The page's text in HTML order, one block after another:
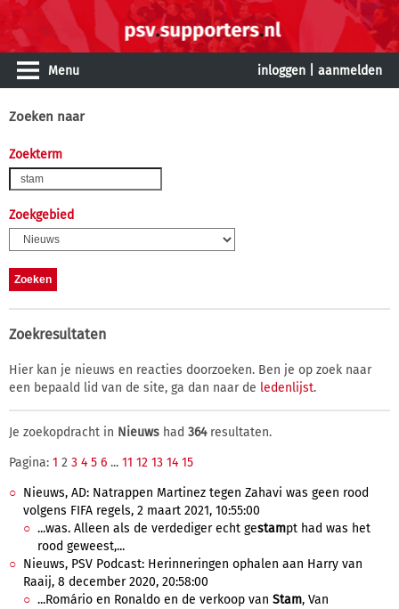
Menu inloggen aanmelden
Zoeken naar
Zoekterm
Zoekgebied
Zoekresultaten
Hier kan je nieuws en reacties doorzoeken. Ben je op zoek naar
een bepaald lid van de site, ga dan naar de ledenlijst.
Je zoekopdracht in Nieuws had 364resultaten.
Pagina: 1 2 3 4 5 6 ... 11 12 13 14 15
Nieuws, AD: Natrappen Martinez tegen Zahavi was geen rood
volgens FIFA regels, 2 maart 2021, 10:55:00
...was. Alleen als de verdediger echt gestampt had was het
rood geweest,...
Nieuws, PSV Podcast: Herinneringen ophalen aan Harry van
Raaij, 8 december 2020, 20:58:00
...Romário en Ronaldo en de verkoop van Stam, Van